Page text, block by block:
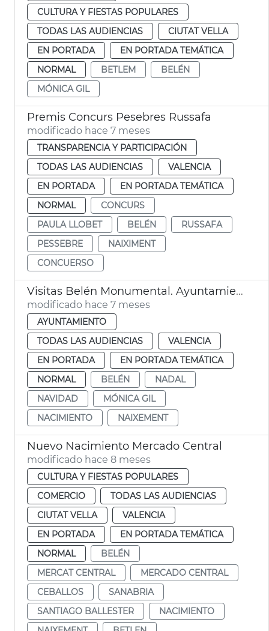
CULTURA Y FIESTAS POPULARES
TODAS LAS AUDIENCIAS
CIUTAT VELLA
EN PORTADA
EN PORTADA TEMÁTICA
NORMAL
BETLEM
BELÉN
MÓNICA GIL
Premis Concurs Pesebres Russafa
modificado hace 7 meses
TRANSPARENCIA Y PARTICIPACIÓN
TODAS LAS AUDIENCIAS
VALENCIA
EN PORTADA
EN PORTADA TEMÁTICA
NORMAL
CONCURS
PAULA LLOBET
BELÉN
RUSSAFA
PESSEBRE
NAIXIMENT
CONCUERSO
Visitas Belén Monumental. Ayuntamiento de València
modificado hace 7 meses
AYUNTAMIENTO
TODAS LAS AUDIENCIAS
VALENCIA
EN PORTADA
EN PORTADA TEMÁTICA
NORMAL
BELÉN
NADAL
NAVIDAD
MÓNICA GIL
NACIMIENTO
NAIXEMENT
Nuevo Nacimiento Mercado Central
modificado hace 8 meses
CULTURA Y FIESTAS POPULARES
COMERCIO
TODAS LAS AUDIENCIAS
CIUTAT VELLA
VALENCIA
EN PORTADA
EN PORTADA TEMÁTICA
NORMAL
BELÉN
MERCAT CENTRAL
MERCADO CENTRAL
CEBALLOS
SANABRIA
SANTIAGO BALLESTER
NACIMIENTO